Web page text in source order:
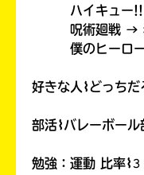
ハイキュー!!
呪術廻戦 → 狗
僕のヒーロー
好きな人⌇どっち
部活⌇バレーボール
勉強：運動 比